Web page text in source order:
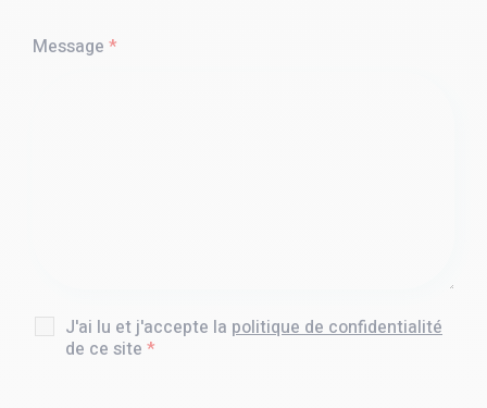
Message *
J'ai lu et j'accepte la politique de confidentialité
de ce site *